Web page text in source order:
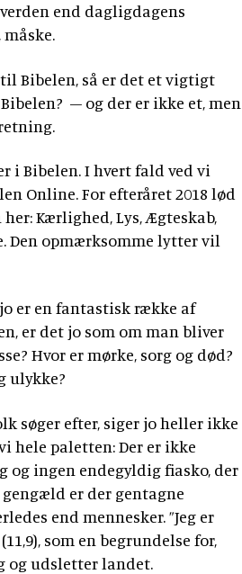
end dagligdagens
Bibelen, så er det et vigtigt
– og der er ikke et, men
i Bibelen. I hvert fald ved vi
Online. For efteråret 2018 lød
Kærlighed, Lys, Ægteskab,
Den opmærksomme lytter vil
er en fantastisk række af
er det jo som om man bliver
Hvor er mørke, sorg og død?
ulykke?
søger efter, siger jo heller ikke
hele paletten: Der er ikke
og ingen endegyldig fiasko, der
er der gentagne
end mennesker. ”Jeg er
som en begrundelse for,
og udsletter landet.